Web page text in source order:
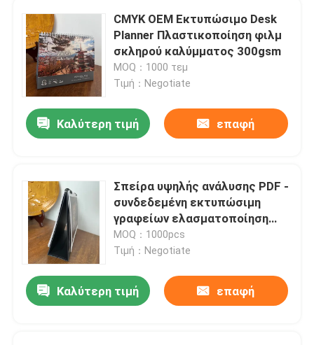
CMYK OEM Εκτυπώσιμο Desk
Planner Πλαστικοποίηση φιλμ
σκληρού καλύμματος 300gsm
MOQ：1000 τεμ
Τιμή：Negotiate
Καλύτερη τιμή επαφή
Σπείρα υψηλής ανάλυσης PDF -
συνδεδεμένη εκτυπώσιμη
γραφείων ελασματοποίηση
ταινιών κάλυψης αρμόδιων για
το σχεδιασμό σκληρή
MOQ：1000pcs
Τιμή：Negotiate
Καλύτερη τιμή επαφή